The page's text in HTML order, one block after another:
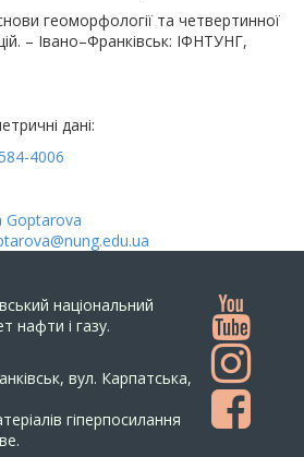
геоморфології та четвертинної
– Івано–Франківськ: ІФНТУНГ,
дані:
4006
Goptarova
національний
нафти і газу.
вул. Карпатська,
гіперпосилання